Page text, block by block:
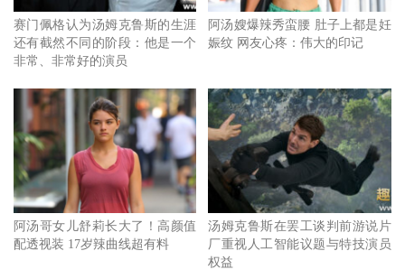
赛门佩格认为汤姆克鲁斯的生涯
还有截然不同的阶段：他是一个
非常、非常好的演员
阿汤嫂爆辣秀蛮腰 肚子上都是妊
娠纹 网友心疼：伟大的印记
阿汤哥女儿舒莉长大了！高颜值
配透视装 17岁辣曲线超有料
汤姆克鲁斯在罢工谈判前游说片
厂重视人工智能议题与特技演员
权益